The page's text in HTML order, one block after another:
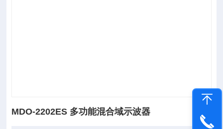
MDO-2202ES 多功能混合域示波器